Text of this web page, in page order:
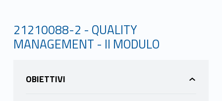
21210088-2 - QUALITY
MANAGEMENT - II MODULO
OBIETTIVI